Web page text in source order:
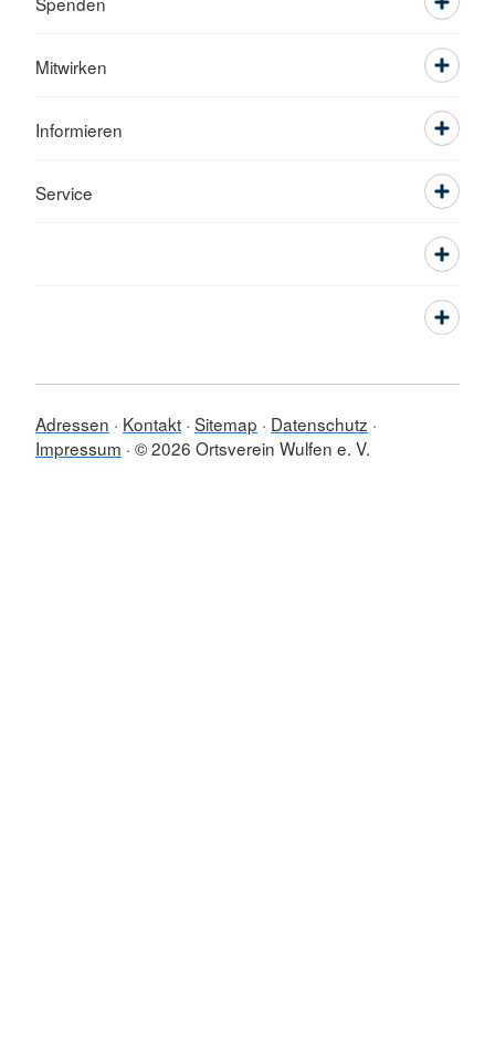
Mitwirken
Informieren
Service
Adressen Kontakt Sitemap
Datenschutz
Impressum © 2026 Ortsverein Wulfen e. V.